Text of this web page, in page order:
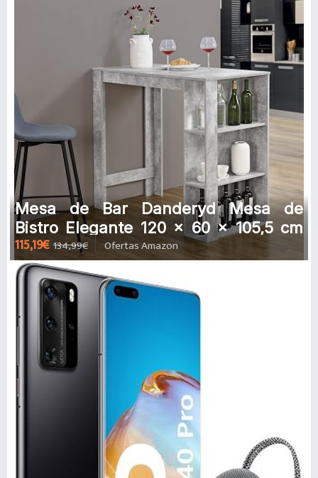
Mesa de Bar Danderyd Mesa de
Bistro Elegante 120 x 60 x 105,5 cm
Mesa Alta de Cocina con 3 Estantes
115,19€ 134,99€ Ofertas Amazon